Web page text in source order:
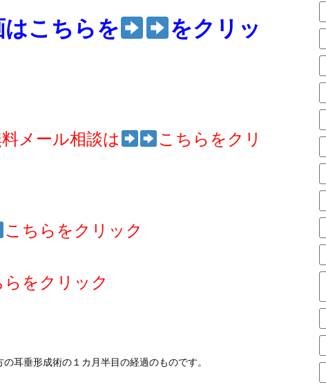
こちらを をクリッ
メール相談は こちらをクリ
こちらをクリック
らをクリック
耳垂形成術の１カ月半目の経過のものです。